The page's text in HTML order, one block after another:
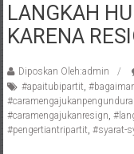
Pengacara
Perceraian/
/
Konsultan
Hukum
/
LANGKAH
KARENA
Diposkan Oleh:admin
#apaitubipartit,
#caramengajukanresign,
#pengertiantripartit, #syarat-